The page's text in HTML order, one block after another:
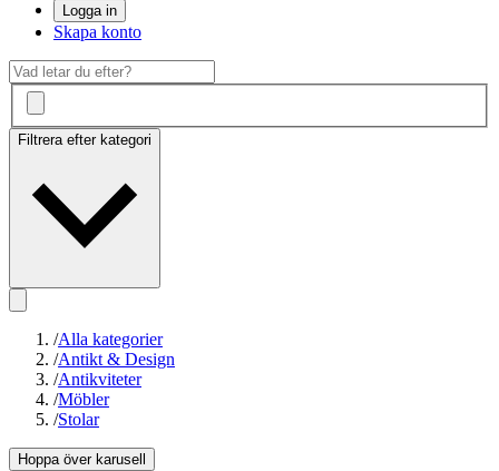
Logga in
Skapa konto
Filtrera efter kategori
/Alla kategorier
/Antikt & Design
/Antikviteter
/Möbler
/Stolar
Hoppa över karusell